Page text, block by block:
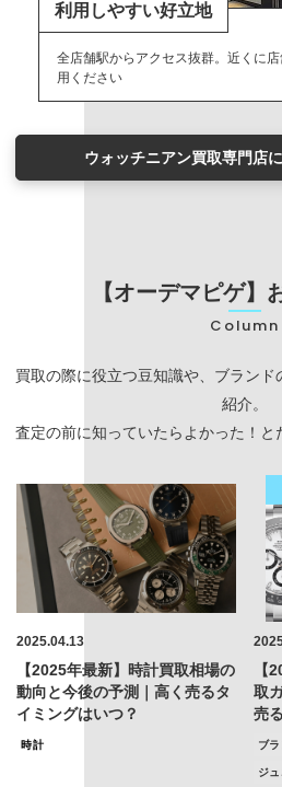
利用しやすい好立地
全店舗駅からアクセス抜群。近くに
用ください
ウォッチニアン買取専門店
【オーデマピゲ】
Column
買取の際に役立つ豆知識や、ブラン
紹介。
査定の前に知っていたらよかった！と
2025.04.13
【2025年最新】時計買取相場の
動向と今後の予測｜高く売るタ
イミングはいつ？
時計
【
取
売
ブ
ジ